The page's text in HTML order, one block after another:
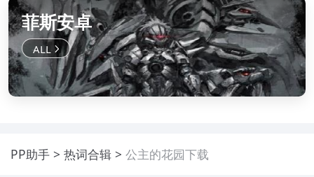
菲斯安卓
PP助手 热词合辑 公主的花园下载